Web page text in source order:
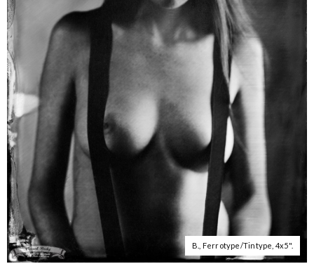
B., Ferrotype/Tintype, 4x5".